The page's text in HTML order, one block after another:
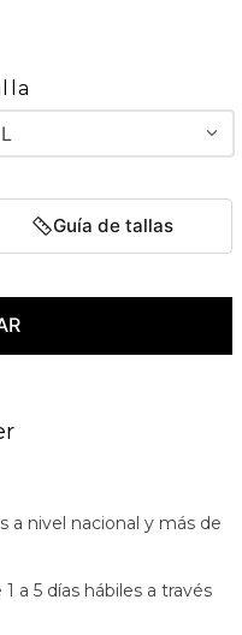
L
Guía de tallas
a nivel nacional y más de
a 5 días hábiles a través